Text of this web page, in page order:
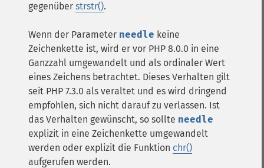
gegenüber strstr().
Wenn der Parameter needle keine
Zeichenkette ist, wird er vor PHP 8.0.0 in eine
Ganzzahl umgewandelt und als ordinaler Wert
eines Zeichens betrachtet. Dieses Verhalten gilt
seit PHP 7.3.0 als veraltet und es wird dringend
empfohlen, sich nicht darauf zu verlassen. Ist
das Verhalten gewünscht, so sollte needle
explizit in eine Zeichenkette umgewandelt
werden oder explizit die Funktion chr()
aufgerufen werden.